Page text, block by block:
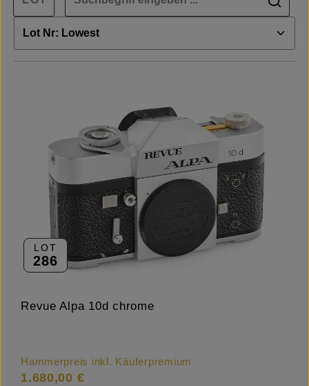
LOT
286
Revue Alpa 10d chrome
Hammerpreis inkl. Käuferpremium
1.680,00 €